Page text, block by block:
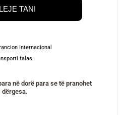
TANI
Internacional
falas
në dorë para se të pranohet
dërgesa.